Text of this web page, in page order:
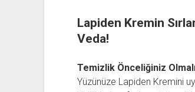
Lapiden Kremin
Veda!
Temizlik Önceliğiniz
Yüzünüze Lapiden Kremini